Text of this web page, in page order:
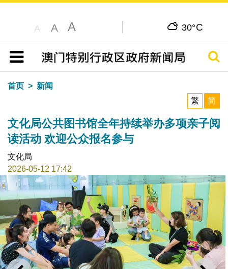
A A A 30°C
目录
搜寻
首页
新闻
繁
简
文化局公共图书馆全年持续举办多项亲子阅
读活动 欢迎公众报名参与
文化局
2026-05-12 17:42